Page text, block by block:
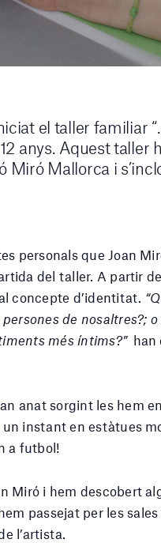
el taller familiar
anys. Aquest taller
Miró Mallorca i
personals que Joan
del taller. A partir
concepte d’identitat.
de nosaltres?;
més íntims?” han
anat sorgint les hem
instant en estàtues
a futbol!
Miró i hem descobert
passejat per les
l’artista.